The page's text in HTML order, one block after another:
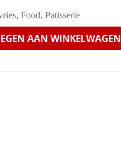
, Food, Patisserie
AAN WINKELWAGEN